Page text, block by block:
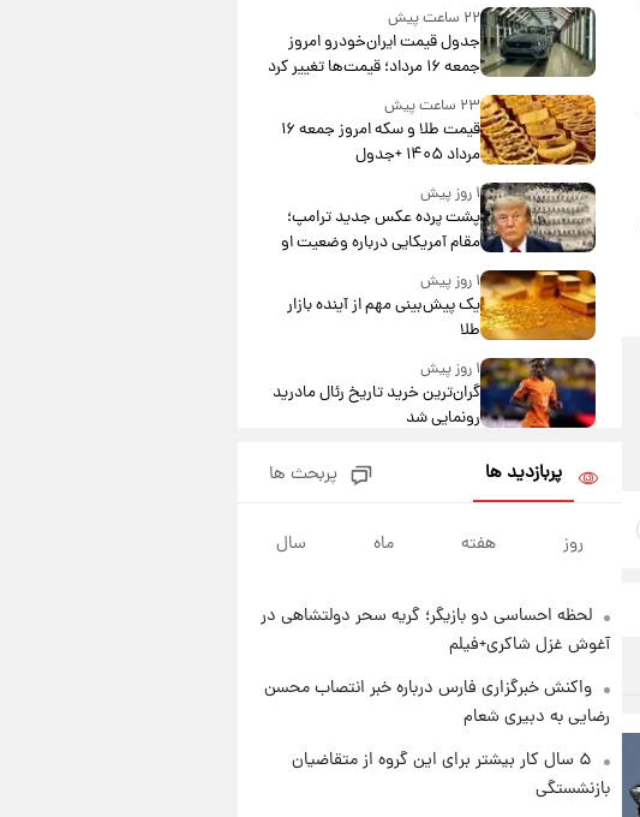
۲۲ ساعت پیش
جدول قیمت ایران‌خودرو امروز
جمعه ۱۶ مرداد؛ قیمت‌ها تغییر کرد
۲۳ ساعت پیش
قیمت طلا و سکه امروز جمعه ۱۶
مرداد ۱۴۰۵ +جدول
۱ روز پیش
پشت پرده عکس جدید ترامپ؛
مقام آمریکایی درباره وضعیت او
چه گفت؟
۱ روز پیش
یک پیش‌بینی مهم از آینده بازار
طلا
۱ روز پیش
گران‌ترین خرید تاریخ رئال مادرید
رونمایی شد
پیش‌بینی بارش‌های گسترده با
ورود ال‌نینو؛ کدام روزها پربارش‌تر
۱ روز پیش
محبی و سرگیف با اعداد ویژه
۱ روز پیش
جزئیات فعال‌سازی «کیف پول
ایران» اعلام شد+فیلم
۱ روز پیش
تغییر تند قیمت محصولات
ایران‌خودرو و سایپا امروز پنجشنبه
پربازدید ها پربحث ها
روز هفته ماه سال
لحظه احساسی دو بازیگر؛ گریه سحر دولتشاهی در
آغوش غزل شاکری+فیلم
واکنش خبرگزاری فارس درباره خبر انتصاب محسن
رضایی به دبیری شعام
۵ سال کار بیشتر برای این گروه از متقاضیان
بازنشستگی